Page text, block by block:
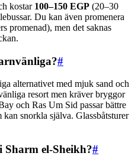
kostar 100–150 EGP (20–30
Du kan även promenera
promenad), men det saknas
#
alternativet med mjuk sand och
resort men kräver bryggor
och Ras Um Sid passar bättre
snorkla själva. Glassbåtsturer
Sharm el-Sheikh?#